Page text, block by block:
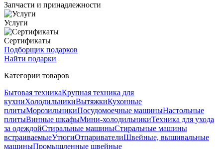
Запчасти и принадлежности
Услуги
Сертификаты
Подборщик подарков
Найти подарки
Категории товаров
Бытовая техникаКрупная техника для
кухниХолодильникиВытяжкиКухонные
плитыМорозильникиПосудомоечные машиныНастольные
плитыВинные шкафыМини-холодильникиТехника для ухода
за одеждойСтиральные машиныСтиральные машины
встраиваемыеУтюгиОтпаривателиШвейные, вышивальные
машиныПромышленные швейные